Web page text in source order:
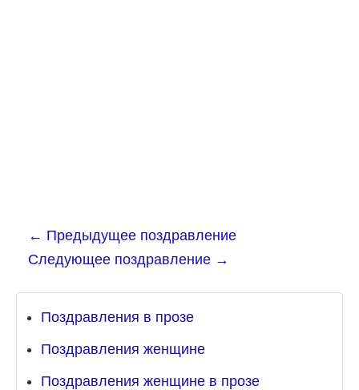
← Предыдущее поздравление
Следующее поздравление →
Поздравления в прозе
Поздравления женщине
Поздравления женщине в прозе